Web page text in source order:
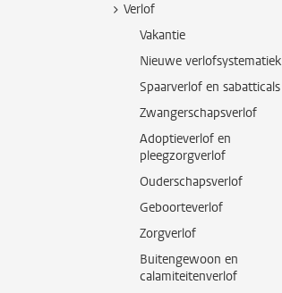
Verlof
Vakantie
Nieuwe verlofsystematiek
Spaarverlof en sabatticals
Zwangerschapsverlof
Adoptieverlof en
pleegzorgverlof
Ouderschapsverlof
Geboorteverlof
Zorgverlof
Buitengewoon en
calamiteitenverlof